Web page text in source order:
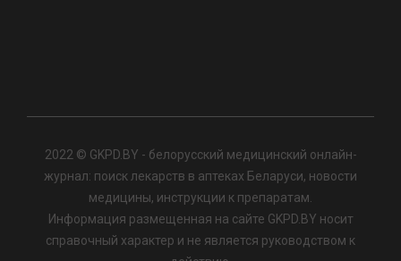
2022 © GKPD.BY - белорусский медицинский онлайн-
журнал: поиск лекарств в аптеках Беларуси, новости
медицины, инструкции к препаратам.
Информация размещенная на сайте GKPD.BY носит
справочный характер и не является руководством к